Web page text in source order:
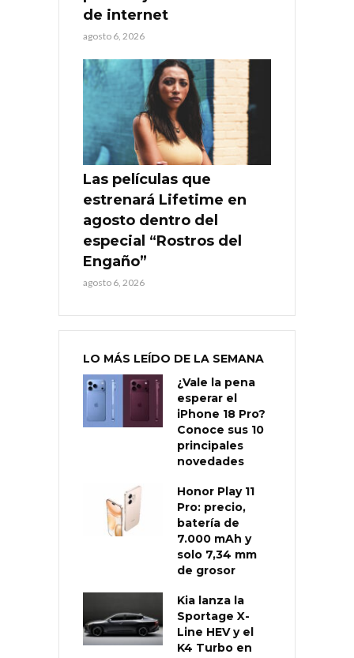
de internet
agosto 6, 2026
Las películas que
estrenará Lifetime en
agosto dentro del
especial “Rostros del
Engaño”
agosto 6, 2026
LO MÁS LEÍDO DE LA SEMANA
¿Vale la pena
esperar el
iPhone 18 Pro?
Conoce sus 10
principales
novedades
Honor Play 11
Pro: precio,
batería de
7.000 mAh y
solo 7,34 mm
de grosor
Kia lanza la
Sportage X-
Line HEV y el
K4 Turbo en